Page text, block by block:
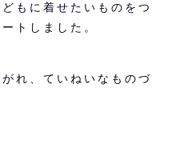
もに着せたいものをつ
トしました。
れ、ていねいなものづ